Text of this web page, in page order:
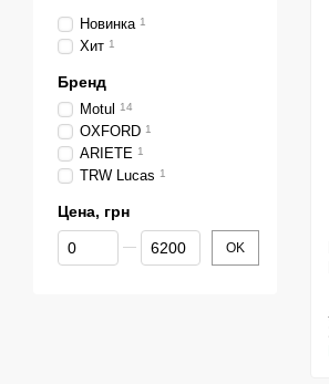
Новинка 1
Хит 1
Бренд
Motul 14
OXFORD 1
ARIETE 1
TRW Lucas 1
Цена, грн
От Цена, грн
До Цена, грн OK